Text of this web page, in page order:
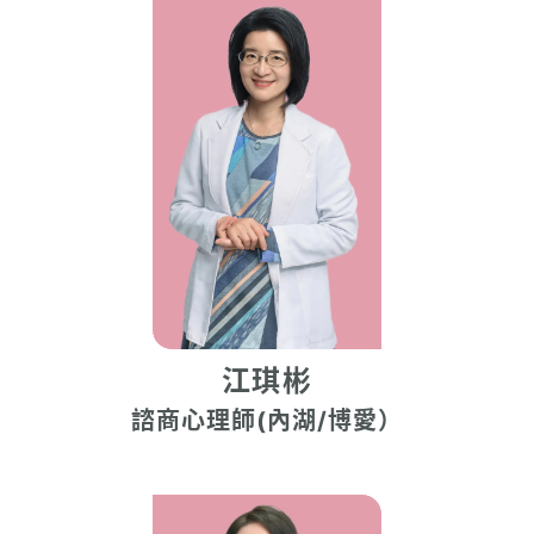
江琪彬
諮商心理師(內湖/博愛）